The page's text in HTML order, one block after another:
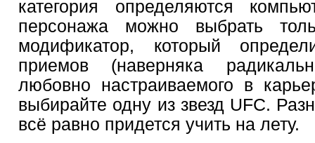
категория определяются
персонажа можно выбрать
модификатор, который
приемов (наверняка
любовно настраиваемого в
выбирайте одну из звезд UFC.
всё равно придется учить на лету.